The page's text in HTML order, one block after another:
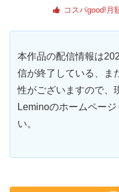
コスパgood!月
本作品の配信情報は
信が終了している、ま
性がございますので、
Leminoのホームペー
い。